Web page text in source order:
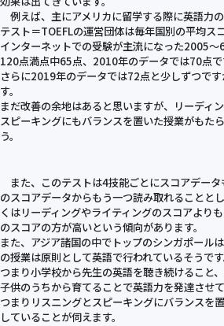
例えば、主にアメリカに留学する際に英語力
テスト＝TOEFLの運営団体は毎年国別の平均ス
インターネットでの受験が主流になった2005
120点満点中65点、2010年のデータでは70点で
さらに2019年のデータでは72点と少しずつで
す。
まだ改善の余地はあると思いますが、リーディ
スピーキングにもバランスを置いた授業がもた
う。
また、このテストは4技能ごとにスコアデー
のスコアデータからもう一つ読み取れることと
くはリーディングやライティングのスコアより
のスコアの方が高いという傾向があります。
また、アジア諸国の中でトップのシンガポール
の授業は原則として英語で行われているそうです
つまり小学校から先生の英語を聴き続けること
子供のうちから育てることで英語力を発達させて
つまりリスニングとスピーキングにバランスを
していることが伺えます。